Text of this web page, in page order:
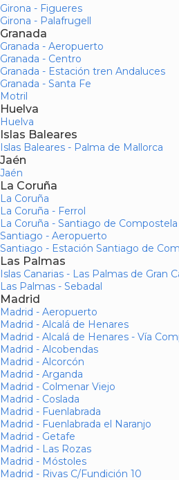
Girona - Figueres
Girona - Palafrugell
Granada
Granada - Aeropuerto
Granada - Centro
Granada - Estación tren Andaluces
Granada - Santa Fe
Motril
Huelva
Huelva
Islas Baleares
Islas Baleares - Palma de Mallorca
Jaén
Jaén
La Coruña
La Coruña
La Coruña - Ferrol
La Coruña - Santiago de Compostela
Santiago - Aeropuerto
Santiago - Estación Santiago de
Las Palmas
Islas Canarias - Las Palmas de Gran
Las Palmas - Sebadal
Madrid
Madrid - Aeropuerto
Madrid - Alcalá de Henares
Madrid - Alcalá de Henares - Vía
Madrid - Alcobendas
Madrid - Alcorcón
Madrid - Arganda
Madrid - Colmenar Viejo
Madrid - Coslada
Madrid - Fuenlabrada
Madrid - Fuenlabrada el Naranjo
Madrid - Getafe
Madrid - Las Rozas
Madrid - Móstoles
Madrid - Rivas C/Fundición 10